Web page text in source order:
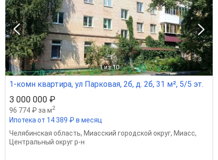
1 из 10
1-комн квартира, ул Парковая, 2б, д. 2б, 31 м², 5/5 эт.
3 000 000 ₽
96 774 ₽ за м2
Ипотека от 14 389 ₽ в месяц
Челябинская область, Миасский городской округ, Миасс,
Центральный округ р-н